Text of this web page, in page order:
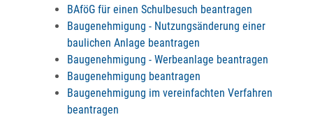
BAföG für einen Schulbesuch beantragen
Baugenehmigung - Nutzungsänderung einer
baulichen Anlage beantragen
Baugenehmigung - Werbeanlage beantragen
Baugenehmigung beantragen
Baugenehmigung im vereinfachten Verfahren
beantragen